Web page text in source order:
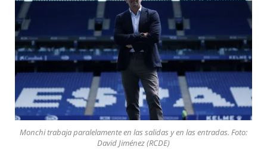
Monchi trabaja paralelamente en las salidas y en las entradas. Foto:
David Jiménez (RCDE)